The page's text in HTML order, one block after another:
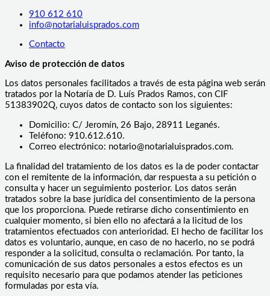
910 612 610
info@notarialuisprados.com
Contacto
Aviso de protección de datos
Los datos personales facilitados a través de esta página web serán
tratados por la Notaría de D. Luís Prados Ramos, con CIF
51383902Q, cuyos datos de contacto son los siguientes:
Domicilio: C/ Jeromín, 26 Bajo, 28911 Leganés.
Teléfono: 910.612.610.
Correo electrónico: notario@notarialuisprados.com.
La finalidad del tratamiento de los datos es la de poder contactar
con el remitente de la información, dar respuesta a su petición o
consulta y hacer un seguimiento posterior. Los datos serán
tratados sobre la base jurídica del consentimiento de la persona
que los proporciona. Puede retirarse dicho consentimiento en
cualquier momento, si bien ello no afectará a la licitud de los
tratamientos efectuados con anterioridad. El hecho de facilitar los
datos es voluntario, aunque, en caso de no hacerlo, no se podrá
responder a la solicitud, consulta o reclamación. Por tanto, la
comunicación de sus datos personales a estos efectos es un
requisito necesario para que podamos atender las peticiones
formuladas por esta vía.